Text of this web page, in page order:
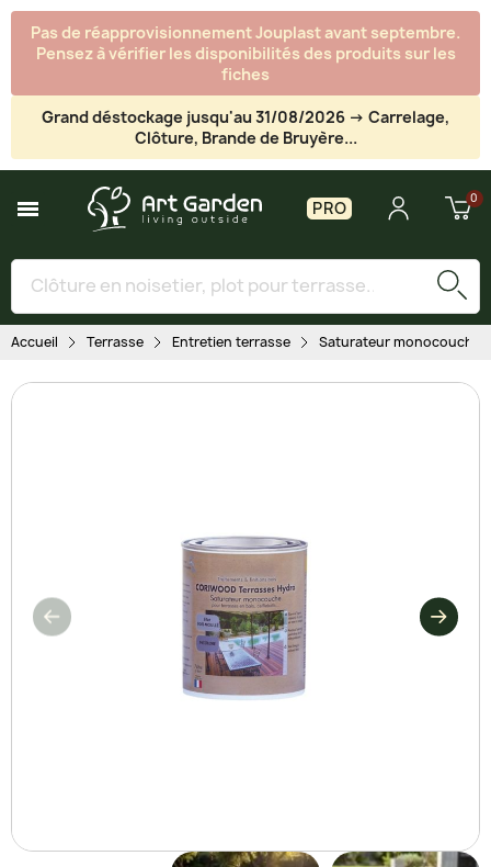
Pas de réapprovisionnement Jouplast avant septembre.
Pensez à vérifier les disponibilités des produits sur les
fiches
Grand déstockage jusqu'au 31/08/2026 -> Carrelage,
Clôture, Brande de Bruyère...
PRO
Accueil Terrasse Entretien terrasse Saturateur monocouche